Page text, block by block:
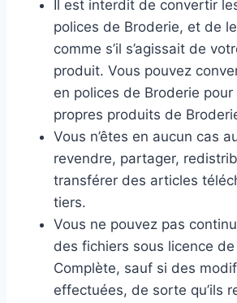
Il est interdit de convertir
polices de Broderie, et de
comme s’il s’agissait de
produit. Vous pouvez
en polices de Broderie pour
propres produits de
Vous n’êtes en aucun cas
revendre, partager,
transférer des articles
tiers.
Vous ne pouvez pas
des fichiers sous licence de
Complète, sauf si des
effectuées, de sorte qu’ils